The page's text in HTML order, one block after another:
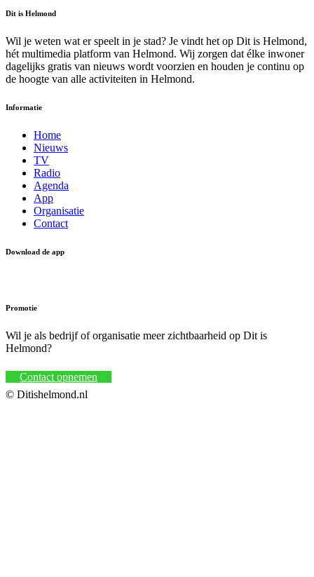
Dit is Helmond
Wil je weten wat er speelt in je stad? Je vindt het op Dit is Helmond,
hét multimedia platform van Helmond. Wij zorgen dat élke inwoner
dagelijks gratis van nieuws wordt voorzien en houden je continu op
de hoogte van alle activiteiten in Helmond.
Informatie
Home
Nieuws
TV
Radio
Agenda
App
Organisatie
Contact
Download de app
Promotie
Wil je als bedrijf of organisatie meer zichtbaarheid op Dit is
Helmond?
Contact opnemen
© Ditishelmond.nl